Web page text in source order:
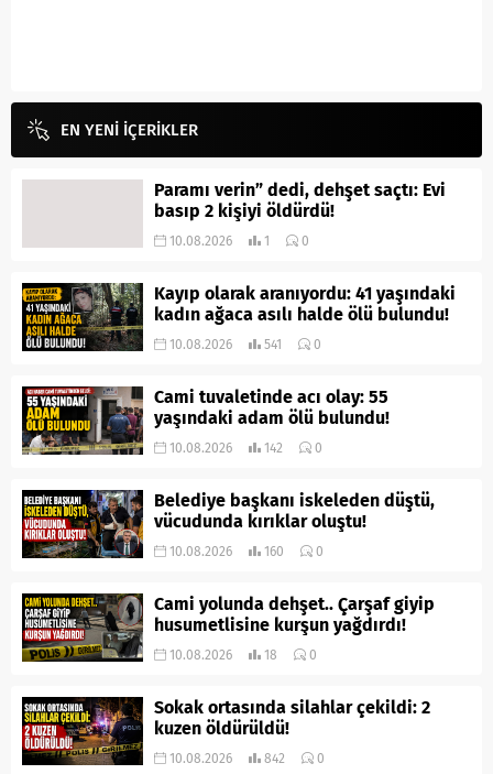
EN YENİ İÇERİKLER
Paramı verin” dedi, dehşet saçtı: Evi
basıp 2 kişiyi öldürdü!
10.08.2026 1 0
Kayıp olarak aranıyordu: 41 yaşındaki
kadın ağaca asılı halde ölü bulundu!
10.08.2026 541 0
Cami tuvaletinde acı olay: 55
yaşındaki adam ölü bulundu!
10.08.2026 142 0
Belediye başkanı iskeleden düştü,
vücudunda kırıklar oluştu!
10.08.2026 160 0
Cami yolunda dehşet.. Çarşaf giyip
husumetlisine kurşun yağdırdı!
10.08.2026 18 0
Sokak ortasında silahlar çekildi: 2
kuzen öldürüldü!
10.08.2026 842 0